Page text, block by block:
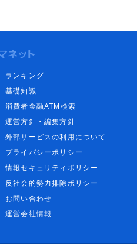
ランキング
基礎知識
消費者金融ATM検索
運営方針・編集方針
外部サービスの利用について
プライバシーポリシー
情報セキュリティポリシー
反社会的勢力排除ポリシー
お問い合わせ
運営会社情報